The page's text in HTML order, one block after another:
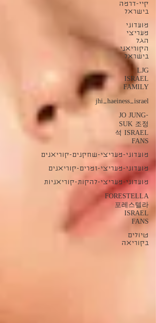
קיי-דרמה
בישראל
מועדוני
מעריצי
הגל
הקוריאני
בישראל
LJG
ISRAEL
FAMILY
jhi_haeiness_israel
JO JUNG-
SUK 조정
석 ISRAEL
FANS
מועדוני-מעריצי-שחקנים-קוריאנים
מועדוני-מעריצי-זמרים-קוריאנים
מועדוני-מעריצי-להקות-קוריאניות
FORESTELLA
포레스텔라
ISRAEL
FANS
טיולים
בקוריאה